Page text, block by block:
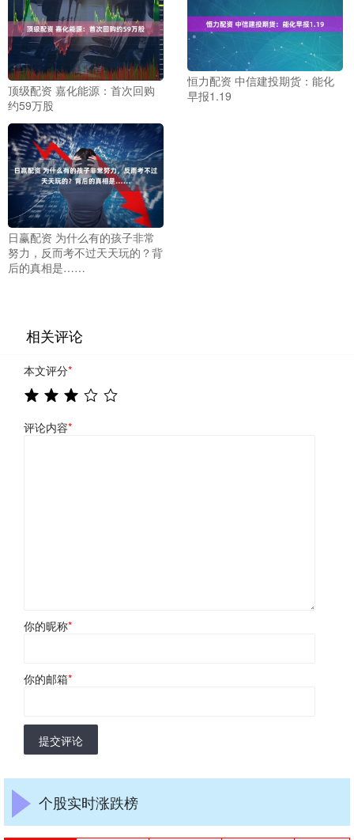
顶级配资 嘉化能源：首次回购
约59万股
恒力配资 中信建投期货：能化
早报1.19
日赢配资 为什么有的孩子非常
努力，反而考不过天天玩的？背
后的真相是……
相关评论
本文评分*
评论内容*
你的昵称*
你的邮箱*
提交评论
个股实时涨跌榜